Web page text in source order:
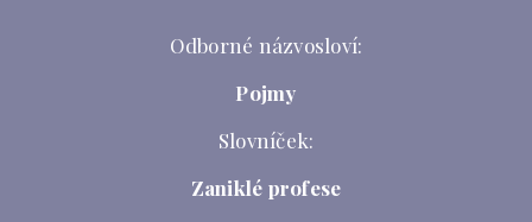
Odborné názvosloví:
Pojmy
Slovníček:
Zaniklé profese